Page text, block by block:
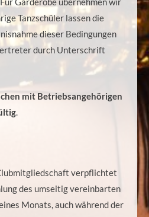
Tanzschüler lassen die
dieser Bedingungen
durch Unterschrift
mit Betriebsangehörigen
.
verpflichtet
des umseitig vereinbarten
Monats, auch während der